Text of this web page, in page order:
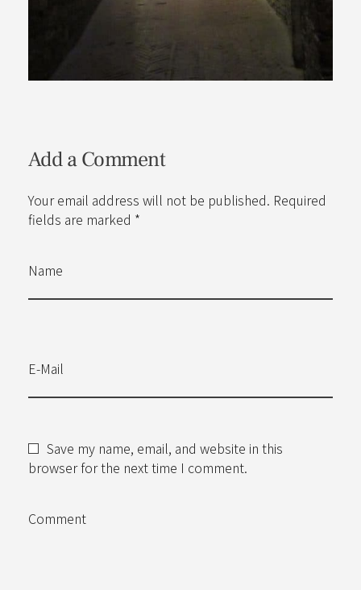
Add a Comment
Your email address will not be published. Required
fields are marked *
Name
E-Mail
Save my name, email, and website in this
browser for the next time I comment.
Comment